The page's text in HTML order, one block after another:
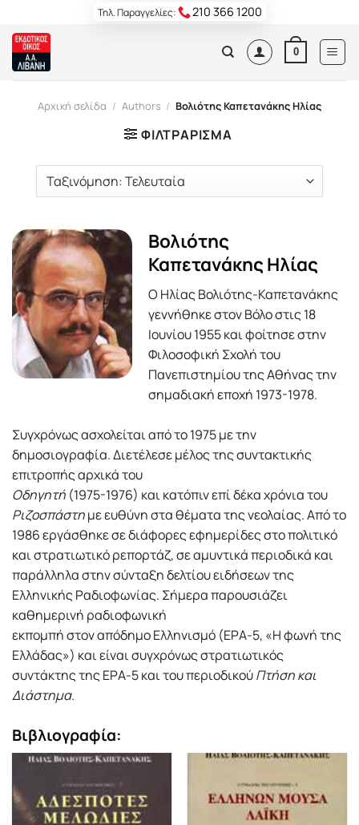
content
Τηλ. Παραγγελίες: 210 366 1200
0
Αρχική σελίδα / Authors / Βολιότης Καπετανάκης Ηλίας
ΦΙΛΤΡΆΡΙΣΜΑ
Βολιότης
Καπετανάκης Ηλίας
Ο Ηλίας Βολιότης-Καπετανάκης
γεννήθηκε στον Βόλο στις 18
Ιουνίου 1955 και φοίτησε στην
Φιλοσοφική Σχολή του
Πανεπιστημίου της Αθήνας την
σημαδιακή εποχή 1973-1978.
Συγχρόνως ασχολείται από το 1975 με την
δημοσιογραφία. Διετέλεσε μέλος της συντακτικής
επιτροπής αρχικά του
Οδηγητή (1975-1976) και κατόπιν επί δέκα χρόνια του
Ριζοσπάστημε ευθύνη στα θέματα της νεολαίας. Από το
1986 εργάσθηκε σε διάφορες εφημερίδες στο πολιτικό
και στρατιωτικό ρεπορτάζ, σε αμυντικά περιοδικά και
παράλληλα στην σύνταξη δελτίου ειδήσεων της
Ελληνικής Ραδιοφωνίας. Σήμερα παρουσιάζει
καθημερινή ραδιοφωνική
εκπομπή στον απόδημο Ελληνισμό (ΕΡΑ-5, «Η φωνή της
Ελλάδας») και είναι συγχρόνως στρατιωτικός
συντάκτης της ΕΡΑ-5 και του περιοδικούΠτήση και
Διάστημα.
Βιβλιογραφία: